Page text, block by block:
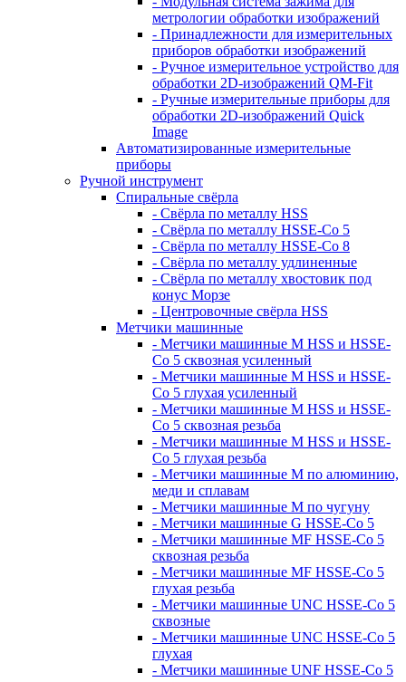
метрологии обработки изображений
- Принадлежности для измерительных
приборов обработки изображений
- Ручное измерительное устройство для
обработки 2D-изображений QM-Fit
- Ручные измерительные приборы для
обработки 2D-изображений Quick
Image
Автоматизированные измерительные
приборы
Ручной инструмент
Спиральные свёрла
- Свёрла по металлу HSS
- Свёрла по металлу HSSE-Co 5
- Свёрла по металлу HSSE-Co 8
- Свёрла по металлу удлиненные
- Свёрла по металлу хвостовик под
конус Морзе
- Центровочные свёрла HSS
Метчики машинные
- Метчики машинные M HSS и HSSE-
Co 5 сквозная усиленный
- Метчики машинные M HSS и HSSE-
Co 5 глухая усиленный
- Метчики машинные M HSS и HSSE-
Co 5 сквозная резьба
- Метчики машинные M HSS и HSSE-
Co 5 глухая резьба
- Метчики машинные M по алюминию,
меди и сплавам
- Метчики машинные M по чугуну
- Метчики машинные G HSSE-Co 5
- Метчики машинные MF HSSE-Co 5
сквозная резьба
- Метчики машинные MF HSSE-Co 5
глухая резьба
- Метчики машинные UNC HSSE-Co 5
сквозные
- Метчики машинные UNC HSSE-Co 5
глухая
- Метчики машинные UNF HSSE-Co 5